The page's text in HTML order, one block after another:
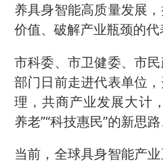
养具身智能高质量发展
价值、破解产业瓶颈的代
市科委、市卫健委、市
部门日前走进代表单位
理，共商产业发展大计
养老”“科技惠民”的新思路
当前，全球具身智能产